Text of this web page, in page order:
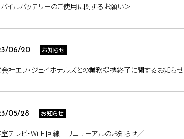
イルバッテリーのご使用に関するお願い＞
06/20 お知らせ
社エフ・ジェイホテルズとの業務提携終了に関するお知らせ
05/28 お知らせ
テレビ・Wi-Fi回線 リニューアルのお知らせ／